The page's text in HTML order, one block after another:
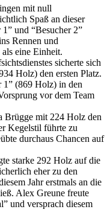
mit null
Spaß an dieser
und “Besucher 2”
Rennen und
eine Einheit.
sicherte sich
Holz) den ersten Platz.
1” (869 Holz) in den
vor dem Team
Brügge mit 224 Holz den
Kegelstil führte zu
durchaus Chancen auf
starke 292 Holz auf die
eher zu den
Jahr erstmals an die
Alex Greune freute
und versprach diesem